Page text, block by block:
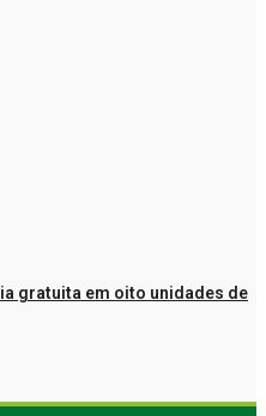
gratuita em oito unidades de